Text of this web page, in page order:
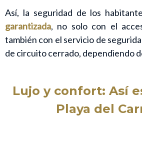
Así, la seguridad de los
garantizada, no solo con el
también con el servicio de
de circuito cerrado, dependiendo
Lujo y confort: Así
Playa del